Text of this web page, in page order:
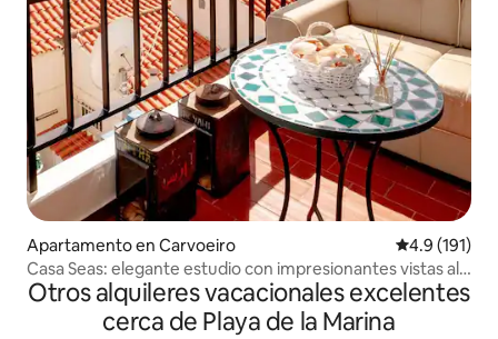
Apartamento en Carvoeiro Calificación
4.9 (191)
Casa Seas: elegante estudio con impresionantes vistas al
mar
Otros alquileres vacacionales excelentes
cerca de Playa de la Marina